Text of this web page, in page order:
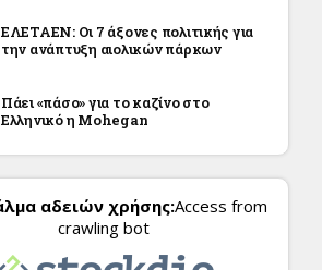
ΕΛΕΤΑΕΝ: Οι 7 άξονες πολιτικής για
την ανάπτυξη αιολικών πάρκων
Πάει «πάσο» για το καζίνο στο
Ελληνικό η Mohegan